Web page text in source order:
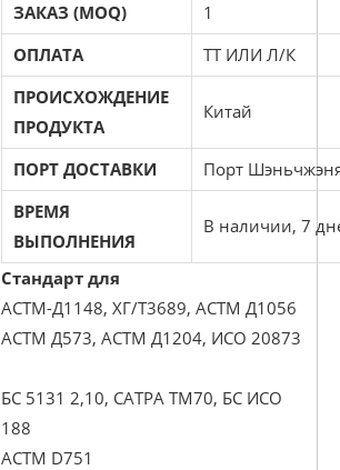
ЗАКАЗ (MOQ)
1
ОПЛАТА
ТТ ИЛИ Л/К
ПРОИСХОЖДЕНИЕ
ПРОДУКТА
Китай
ПОРТ ДОСТАВКИ
Порт
ВРЕМЯ
ВЫПОЛНЕНИЯ
В наличии, 7
Стандарт для
АСТМ-Д1148, ХГ/Т3689, АСТМ Д1056
АСТМ Д573, АСТМ Д1204, ИСО 20873
БС 5131 2,10, САТРА ТМ70, БС ИСО
188
АСТМ D751